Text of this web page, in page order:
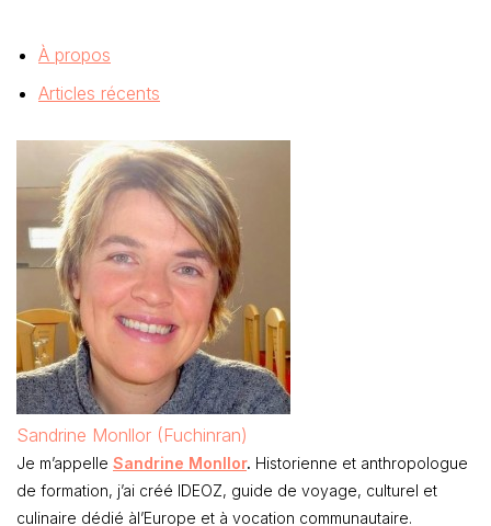
À propos
Articles récents
Sandrine Monllor (Fuchinran)
Je m’appelle Sandrine Monllor. Historienne et anthropologue
de formation, j’ai créé IDEOZ, guide de voyage, culturel et
culinaire dédié àl’Europe et à vocation communautaire.